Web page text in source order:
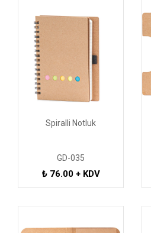
Spiralli Notluk
GD-035
₺ 76.00 + KDV